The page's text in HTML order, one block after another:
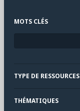
MOTS CLÉS
TYPE DE RESSOURCES
THÉMATIQUES